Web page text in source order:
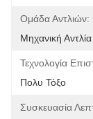
Ομάδα Αντλιών:
Μηχανική
Τεχνολογία
Πολυ Τόξο
Συσκευασία